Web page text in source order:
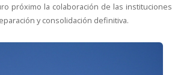
próximo la colaboración de las instituciones
y consolidación definitiva.